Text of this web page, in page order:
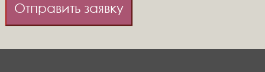
Отправить заявку